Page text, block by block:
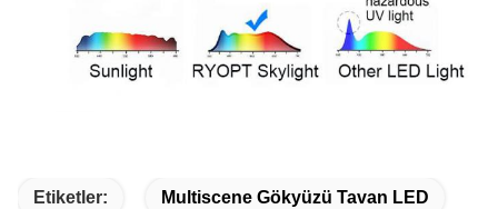
Etiketler: Multiscene Gökyüzü Tavan LED